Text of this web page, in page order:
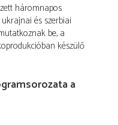
háromnapos
és szerbiai
be, a
készülő
a